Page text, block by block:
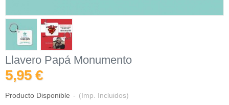
Llavero Papá Monumento
5,95 €
Producto Disponible - (Imp. Incluidos)